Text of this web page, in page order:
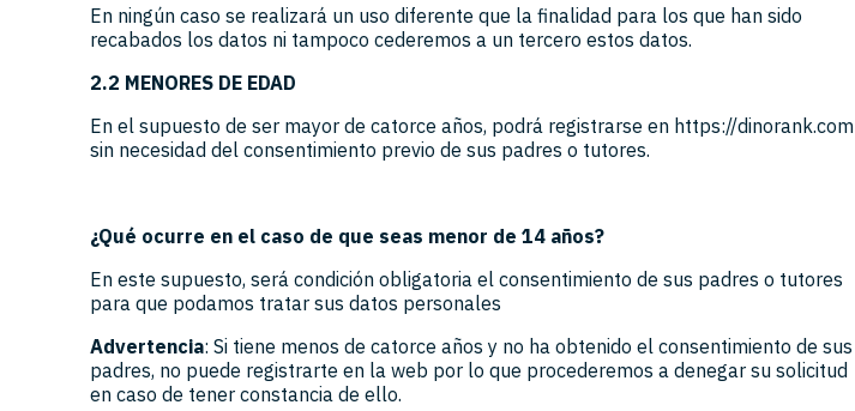
En ningún caso se realizará un uso diferente que la finalidad para los que han sido
recabados los datos ni tampoco cederemos a un tercero estos datos.
2.2 MENORES DE EDAD
En el supuesto de ser mayor de catorce años, podrá registrarse en https://dinorank.com
sin necesidad del consentimiento previo de sus padres o tutores.
¿Qué ocurre en el caso de que seas menor de 14 años?
En este supuesto, será condición obligatoria el consentimiento de sus padres o tutores
para que podamos tratar sus datos personales
Advertencia: Si tiene menos de catorce años y no ha obtenido el consentimiento de sus
padres, no puede registrarte en la web por lo que procederemos a denegar su solicitud
en caso de tener constancia de ello.